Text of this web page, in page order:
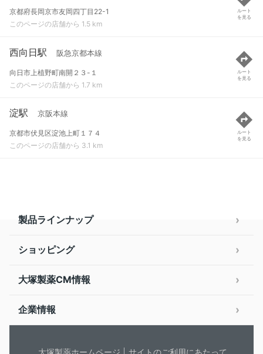
京都府長岡京市友岡四丁目22-1
このページの店舗から 1.5 km
ルート
を見る
西向日駅 阪急京都本線
向日市上植野町南開２３-１
このページの店舗から 1.7 km
ルート
を見る
淀駅 京阪本線
京都市伏見区淀池上町１７４
このページの店舗から 3.1 km
ルート
を見る
製品ラインナップ
ショッピング
大塚製薬CM情報
企業情報